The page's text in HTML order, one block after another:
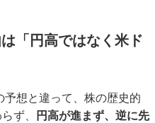
「円高ではなく米ド
想と違って、株の歴史的
ず、
円高が進まず、逆に先